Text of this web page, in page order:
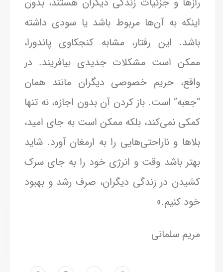
اینکه به آن‌ها مربوط باشد یا سودی داشته
باشد. این رفتار، مشابه کنجکاوی پاندورا،
ممکن است مشکلات جدیدی بیافریند. در
واقع، حریم خصوصی دیگران مانند همان
“جعبه” است. باز کردن آن بدون اجازه، نه تنها
کمکی نمی‌کند، بلکه ممکن است به جای امید،
بلاها و ناراحتی‌هایی را به ارمغان آورد. شاید
بهتر باشد وقت و انرژی خود را به جای سرک
کشیدن در زندگی دیگران، صرف رشد و بهبود
خود کنیم.»
مریم سلمانی